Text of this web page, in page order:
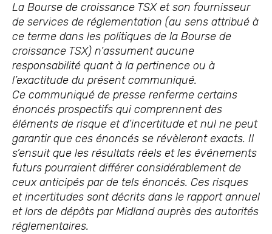
La Bourse de croissance TSX et son fournisseur
de services de réglementation (au sens attribué à
ce terme dans les politiques de la Bourse de
croissance TSX) n’assument aucune
responsabilité quant à la pertinence ou à
l’exactitude du présent communiqué.
Ce communiqué de presse renferme certains
énoncés prospectifs qui comprennent des
éléments de risque et d’incertitude et nul ne peut
garantir que ces énoncés se révèleront exacts. Il
s’ensuit que les résultats réels et les événements
futurs pourraient différer considérablement de
ceux anticipés par de tels énoncés. Ces risques
et incertitudes sont décrits dans le rapport annuel
et lors de dépôts par Midland auprès des autorités
réglementaires.